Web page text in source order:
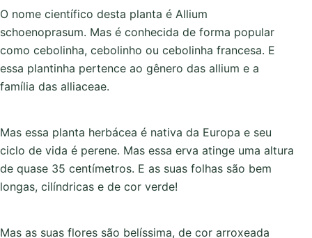
O nome científico desta planta é Allium
schoenoprasum. Mas é conhecida de forma popular
como cebolinha, cebolinho ou cebolinha francesa. E
essa plantinha pertence ao gênero das allium e a
família das alliaceae.
Mas essa planta herbácea é nativa da Europa e seu
ciclo de vida é perene. Mas essa erva atinge uma altura
de quase 35 centímetros. E as suas folhas são bem
longas, cilíndricas e de cor verde!
Mas as suas flores são belíssima, de cor arroxeada